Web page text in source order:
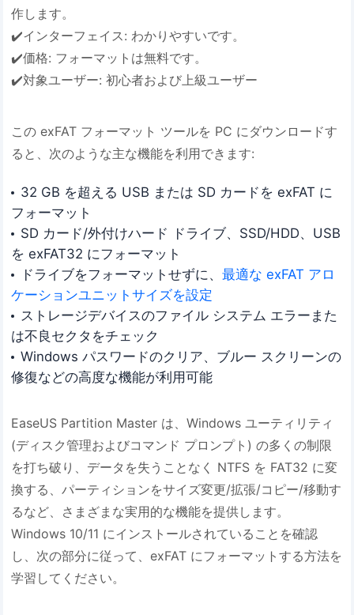
作します。
✔️インターフェイス: わかりやすいです。
✔️価格: フォーマットは無料です。
✔️対象ユーザー: 初心者および上級ユーザー
この exFAT フォーマット ツールを PC にダウンロードす
ると、次のような主な機能を利用できます:
32 GB を超える USB または SD カードを exFAT に
フォーマット
SD カード/外付けハード ドライブ、SSD/HDD、USB
を exFAT32 にフォーマット
ドライブをフォーマットせずに、 最適な exFAT アロ
ケーションユニットサイズを設定
ストレージデバイスのファイル システム エラーまた
は不良セクタをチェック
Windows パスワードのクリア、ブルー スクリーンの
修復などの高度な機能が利用可能
EaseUS Partition Master は、Windows ユーティリティ
(ディスク管理およびコマンド プロンプト) の多くの制限
を打ち破り、データを失うことなく NTFS を FAT32 に変
換する、パーティションをサイズ変更/拡張/コピー/移動す
るなど、さまざまな実用的な機能を提供します。
Windows 10/11 にインストールされていることを確認
し、次の部分に従って、exFAT にフォーマットする方法を
学習してください。